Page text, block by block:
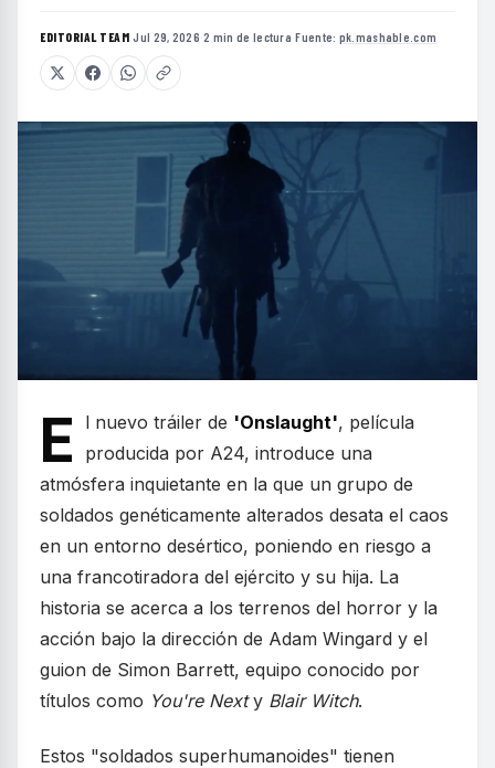
EDITORIAL TEAM·Jul 29, 2026·2 min de lectura·Fuente: pk.mashable.com
E l nuevo tráiler de 'Onslaught', película
producida por A24, introduce una
atmósfera inquietante en la que un grupo de
soldados genéticamente alterados desata el caos
en un entorno desértico, poniendo en riesgo a
una francotiradora del ejército y su hija. La
historia se acerca a los terrenos del horror y la
acción bajo la dirección de Adam Wingard y el
guion de Simon Barrett, equipo conocido por
títulos como You're Nexty Blair Witch.
Estos "soldados superhumanoides" tienen